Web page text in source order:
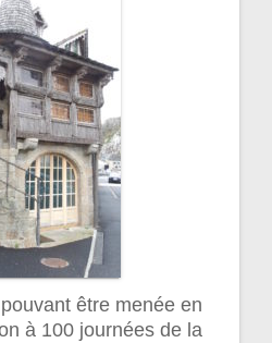
être menée en
à 100 journées de la